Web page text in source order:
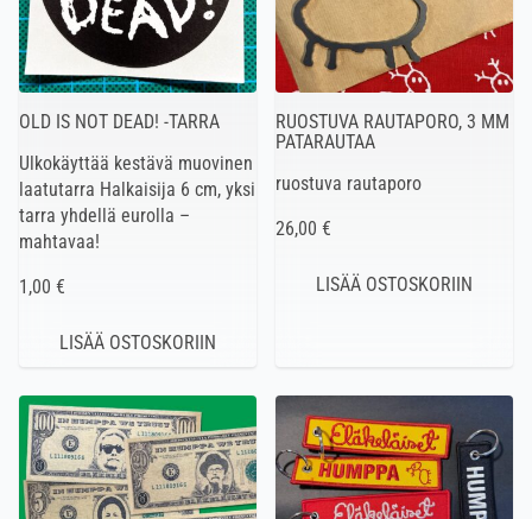
OLD IS NOT DEAD! -TARRA
Ulkokäyttää kestävä muovinen
laatutarra Halkaisija 6 cm, yksi
tarra yhdellä eurolla –
mahtavaa!
1,00 €
RUOSTUVA RAUTAPORO, 3 MM
PATARAUTAA
ruostuva rautaporo
26,00 €